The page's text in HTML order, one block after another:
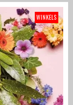
WINKELS